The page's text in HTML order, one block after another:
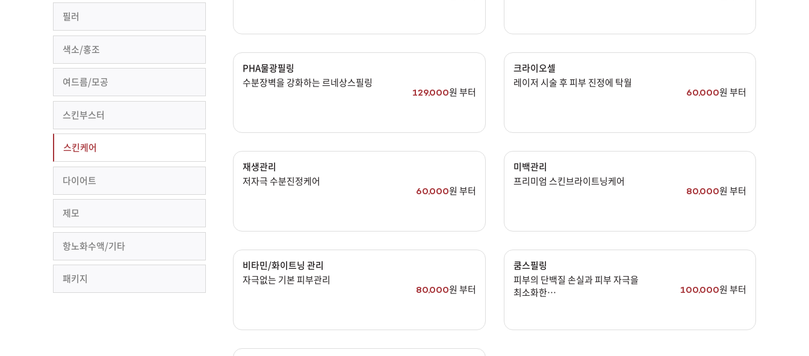
필러
색소/홍조
여드름/모공
스킨부스터
스킨케어
다이어트
제모
항노화수액/기타
패키지
PHA물광필링
수분장벽을 강화하는 르네상스필링
129,000원 부터
크라이오셀
레이저 시술 후 피부 진정에 탁월
60,000원 부터
재생관리
저자극 수분진정케어
60,000원 부터
미백관리
프리미엄 스킨브라이트닝케어
80,000원 부터
비타민/화이트닝 관리
자극없는 기본 피부관리
80,000원 부터
쿰스필링
피부의 단백질 손실과 피부 자극을
최소화한
100,000원 부터
남은 시술/관리권 예약
남은 시술/관리권 종류 선택
[剩余治疗/护理券] 色素
[剩余治疗/护理券] 脱毛
[剩余治疗/护理券] 皮肤增强剂
[剩余治疗/护理券] 体型
[剩余治疗/护理券] 其他